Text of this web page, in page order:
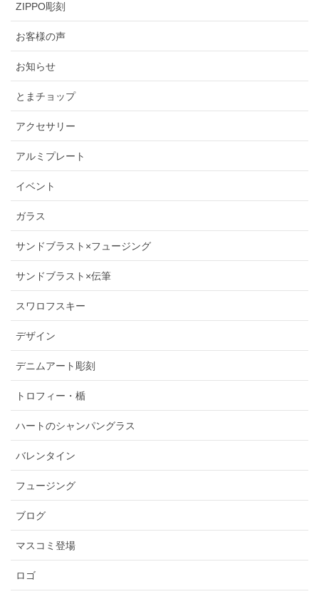
ZIPPO彫刻
お客様の声
お知らせ
とまチョップ
アクセサリー
アルミプレート
イベント
ガラス
サンドブラスト×フュージング
サンドブラスト×伝筆
スワロフスキー
デザイン
デニムアート彫刻
トロフィー・楯
ハートのシャンパングラス
バレンタイン
フュージング
ブログ
マスコミ登場
ロゴ